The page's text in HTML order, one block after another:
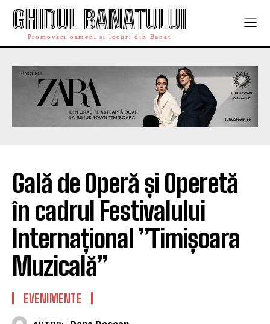
GHIDUL BANATULUI
Promovăm oameni și locuri din Banat
Gală de Operă și Operetă
în cadrul Festivalului
Internațional ”Timișoara
Muzicală”
EVENIMENTE